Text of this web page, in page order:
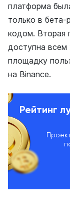
платформа
только в
кодом. Вторая
доступна
площадку
на Binance.
Рейтинг